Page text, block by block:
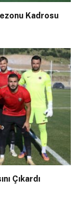
Kadrosu
Çıkardı